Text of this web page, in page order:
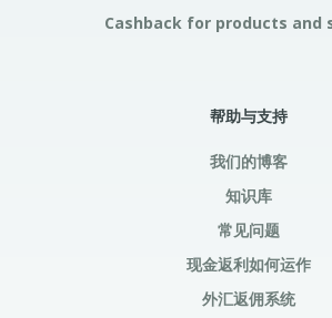
Cashback for products and
帮助与支持
我们的博客
知识库
常见问题
现金返利如何运作
外汇返佣系统